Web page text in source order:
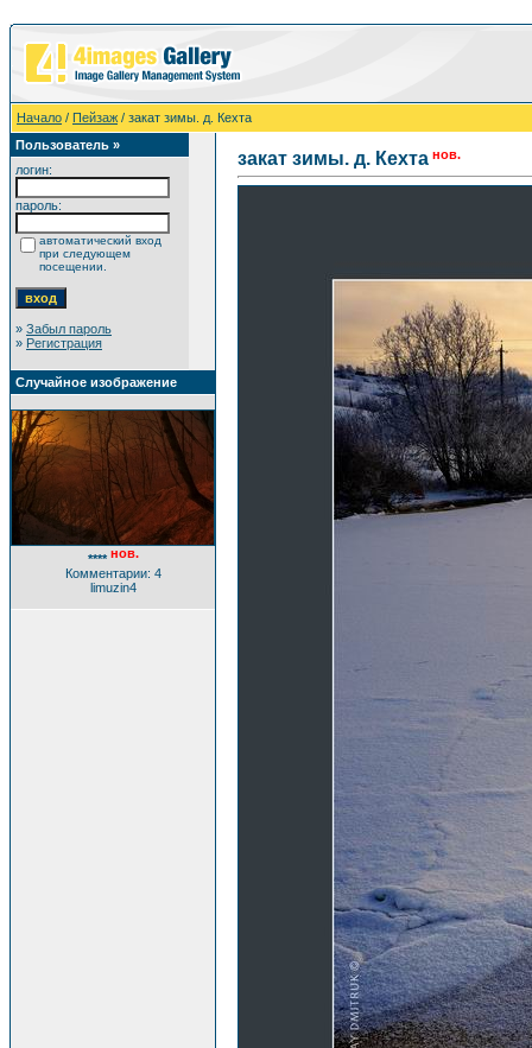
Начало / Пейзаж / закат зимы. д. Кехта
Пользователь »
логин:
пароль:
автоматический вход
при следующем
посещении.
» Забыл пароль
» Регистрация
Случайное изображение
**** нов.
Комментарии: 4
limuzin4
закат зимы. д. Кехта нов.